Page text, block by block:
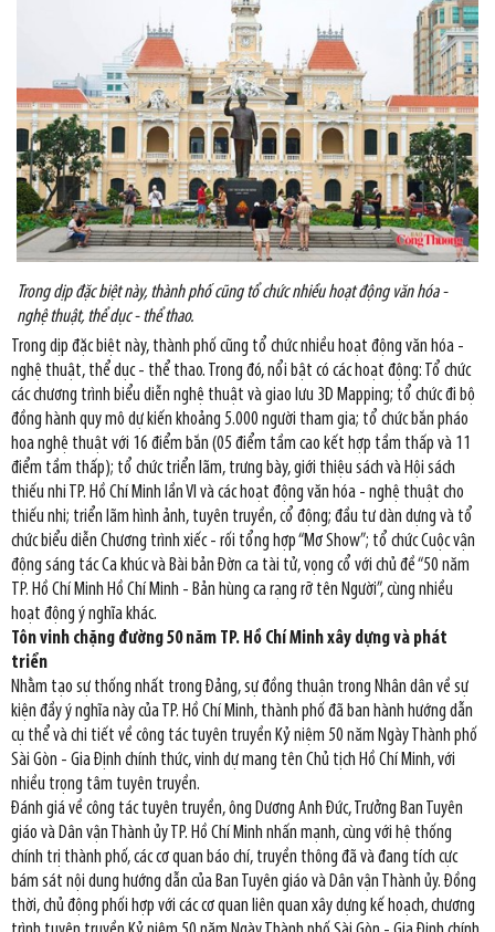
Trong dịp đặc biệt này, thành phố cũng tổ chức nhiều hoạt động văn hóa -
nghệ thuật, thể dục - thể thao.
Trong dịp đặc biệt này, thành phố cũng tổ chức nhiều hoạt động văn hóa -
nghệ thuật, thể dục - thể thao. Trong đó, nổi bật có các hoạt động: Tổ chức
các chương trình biểu diễn nghệ thuật và giao lưu 3D Mapping; tổ chức đi bộ
đồng hành quy mô dự kiến khoảng 5.000 người tham gia; tổ chức bắn pháo
hoa nghệ thuật với 16 điểm bắn (05 điểm tầm cao kết hợp tầm thấp và 11
điểm tầm thấp); tổ chức triển lãm, trưng bày, giới thiệu sách và Hội sách
thiếu nhi TP. Hồ Chí Minh lần VI và các hoạt động văn hóa - nghệ thuật cho
thiếu nhi; triển lãm hình ảnh, tuyên truyền, cổ động; đầu tư dàn dựng và tổ
chức biểu diễn Chương trình xiếc - rối tổng hợp “Mơ Show”; tổ chức Cuộc vận
động sáng tác Ca khúc và Bài bản Đờn ca tài tử, vọng cổ với chủ đề “50 năm
TP. Hồ Chí Minh Hồ Chí Minh - Bản hùng ca rạng rỡ tên Người”, cùng nhiều
hoạt động ý nghĩa khác.
Tôn vinh chặng đường 50 năm TP. Hồ Chí Minh xây dựng và phát
triển
Nhằm tạo sự thống nhất trong Đảng, sự đồng thuận trong Nhân dân về sự
kiện đầy ý nghĩa này của TP. Hồ Chí Minh, thành phố đã ban hành hướng dẫn
cụ thể và chi tiết về công tác tuyên truyền Kỷ niệm 50 năm Ngày Thành phố
Sài Gòn - Gia Định chính thức, vinh dự mang tên Chủ tịch Hồ Chí Minh, với
nhiều trọng tâm tuyên truyền.
Đánh giá về công tác tuyên truyền, ông Dương Anh Đức, Trưởng Ban Tuyên
giáo và Dân vận Thành ủy TP. Hồ Chí Minh nhấn mạnh, cùng với hệ thống
chính trị thành phố, các cơ quan báo chí, truyền thông đã và đang tích cực
bám sát nội dung hướng dẫn của Ban Tuyên giáo và Dân vận Thành ủy. Đồng
thời, chủ động phối hợp với các cơ quan liên quan xây dựng kế hoạch, chương